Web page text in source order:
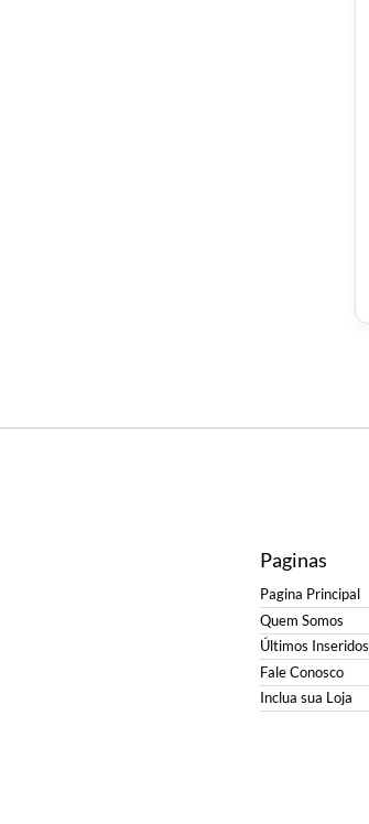
Paginas
Pagina Principal
Quem Somos
Últimos Inseridos
Fale Conosco
Inclua sua Loja